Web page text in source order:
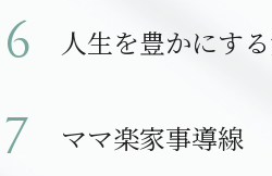
人生を豊かにす
ママ楽家事導線